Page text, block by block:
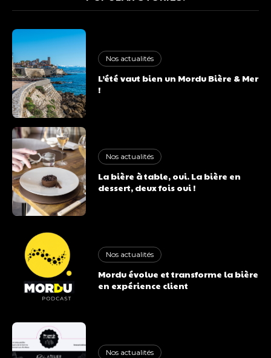
Nos actualités
L’été vaut bien un Mordu Bière & Mer
!
Nos actualités
La bière à table, oui. La bière en
dessert, deux fois oui !
Nos actualités
Mordu évolue et transforme la bière
en expérience client
Nos actualités